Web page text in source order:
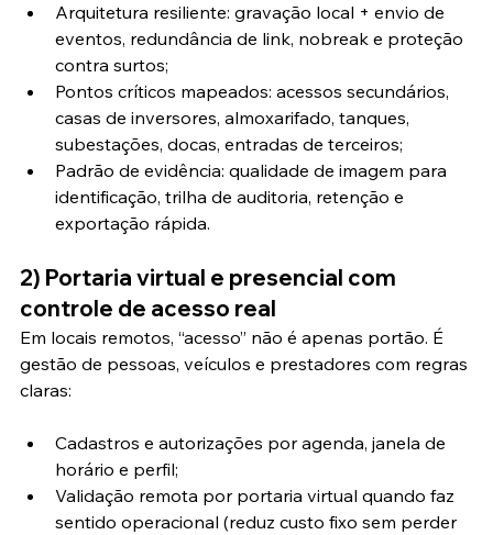
Arquitetura resiliente: gravação local + envio de
eventos, redundância de link, nobreak e proteção
contra surtos;
Pontos críticos mapeados: acessos secundários,
casas de inversores, almoxarifado, tanques,
subestações, docas, entradas de terceiros;
Padrão de evidência: qualidade de imagem para
identificação, trilha de auditoria, retenção e
exportação rápida.
2) Portaria virtual e presencial com
controle de acesso real
Em locais remotos, “acesso” não é apenas portão. É
gestão de pessoas, veículos e prestadores com regras
claras:
Cadastros e autorizações por agenda, janela de
horário e perfil;
Validação remota por portaria virtual quando faz
sentido operacional (reduz custo fixo sem perder